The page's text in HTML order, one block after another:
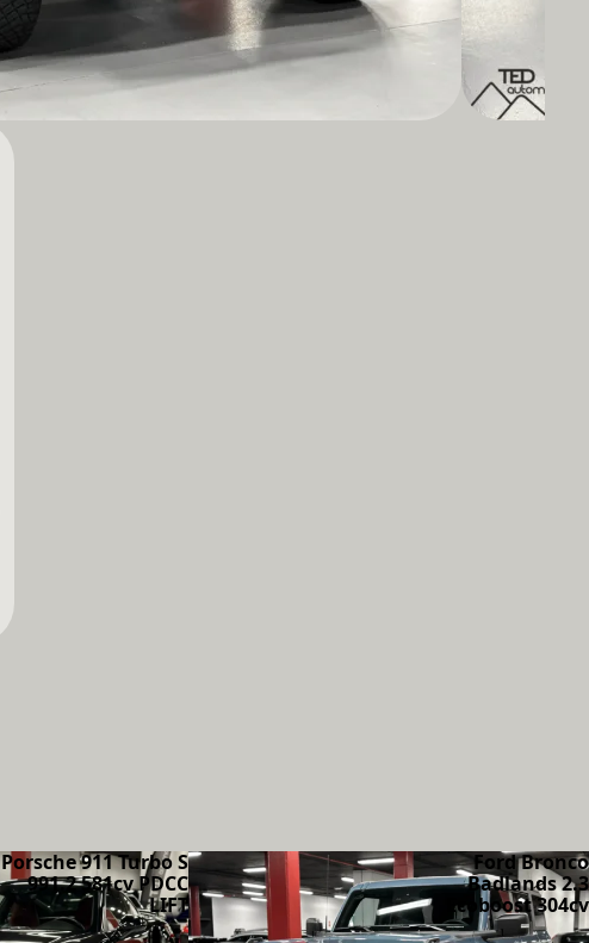
Porsche 911 Turbo S
991.2 581cv PDCC
LIFT
Ford Bronco
Badlands 2.3
Ecoboost 304cv